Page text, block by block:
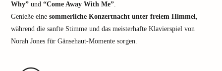
Why” und “Come Away With Me”.
Genieße eine sommerliche Konzertnacht unter freiem Himmel,
während die sanfte Stimme und das meisterhafte Klavierspiel von
Norah Jones für Gänsehaut-Momente sorgen.